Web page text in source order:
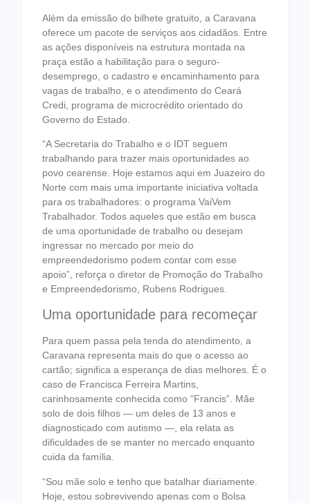
Além da emissão do bilhete gratuito, a Caravana
oferece um pacote de serviços aos cidadãos. Entre
as ações disponíveis na estrutura montada na
praça estão a habilitação para o seguro-
desemprego, o cadastro e encaminhamento para
vagas de trabalho, e o atendimento do Ceará
Credi, programa de microcrédito orientado do
Governo do Estado.
“A Secretaria do Trabalho e o IDT seguem
trabalhando para trazer mais oportunidades ao
povo cearense. Hoje estamos aqui em Juazeiro do
Norte com mais uma importante iniciativa voltada
para os trabalhadores: o programa VaiVem
Trabalhador. Todos aqueles que estão em busca
de uma oportunidade de trabalho ou desejam
ingressar no mercado por meio do
empreendedorismo podem contar com esse
apoio”, reforça o diretor de Promoção do Trabalho
e Empreendedorismo, Rubens Rodrigues.
Uma oportunidade para recomeçar
Para quem passa pela tenda do atendimento, a
Caravana representa mais do que o acesso ao
cartão; significa a esperança de dias melhores. É o
caso de Francisca Ferreira Martins,
carinhosamente conhecida como “Francis”. Mãe
solo de dois filhos — um deles de 13 anos e
diagnosticado com autismo —, ela relata as
dificuldades de se manter no mercado enquanto
cuida da família.
“Sou mãe solo e tenho que batalhar diariamente.
Hoje, estou sobrevivendo apenas com o Bolsa